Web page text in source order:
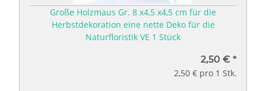
Große Holzmaus Gr. 8 x4,5 x4,5 cm für die
Herbstdekoration eine nette Deko für die
Naturfloristik VE 1 Stück
2,50 € *
2,50 € pro 1 Stk.